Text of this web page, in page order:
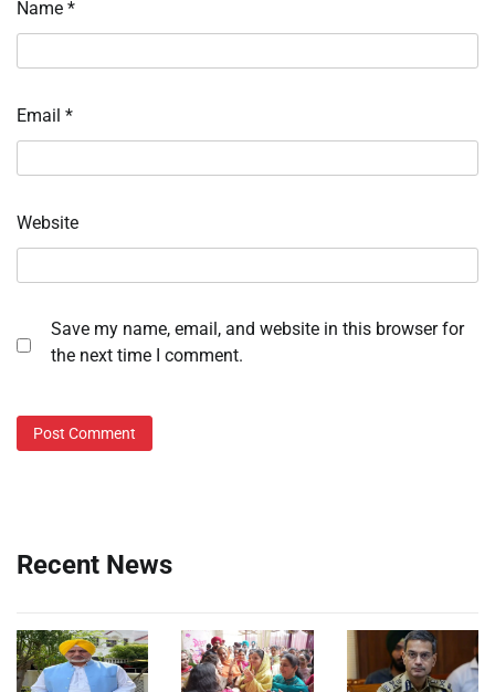
Name *
Email *
Website
Save my name, email, and website in this browser for
the next time I comment.
Recent News